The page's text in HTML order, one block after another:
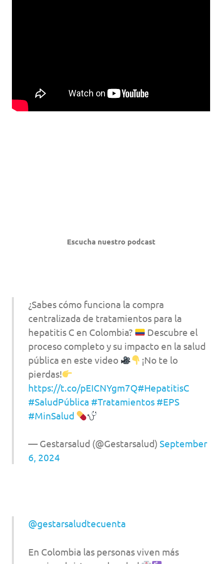
Escucha nuestro podcast
¿Sabes cómo funciona la compra
centralizada de tratamientos para la
hepatitis C en Colombia?
Descubre el
proceso completo y su impacto en la salud
pública en este video
¡No te lo
pierdas!
https://t.co/pEICNYgm7Q#HepatitisC
#SaludPública #Tratamientos #EPS
#MinSalud
— Gestarsalud (@Gestarsalud) September
6, 2024
@gestarsaludtecuenta
En Colombia las personas viven más